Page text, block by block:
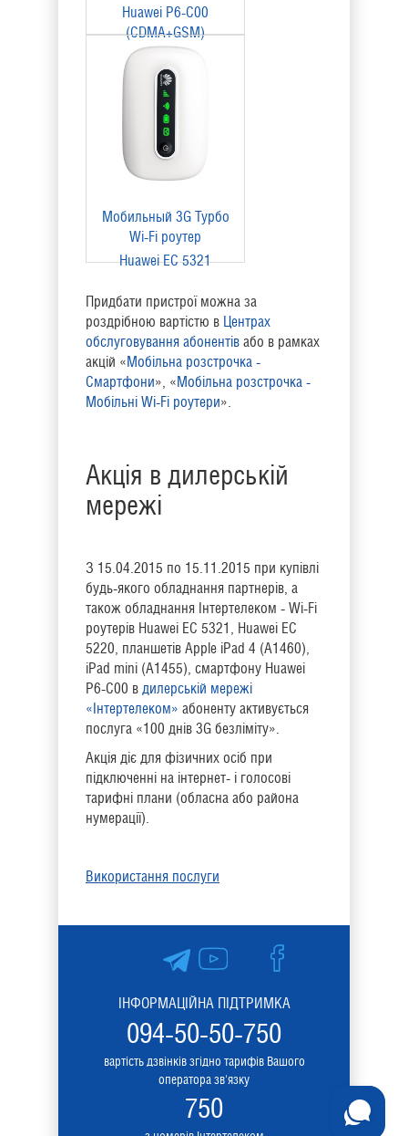
Huawei P6-С00
(CDMA+GSM)
Мобильный 3G Турбо
Wi-Fi роутер
Huawei EC 5321
Придбати пристрої можна за
роздрібною вартістю в Центрах
обслуговування абонентів або в рамках
акцій «Мобільна розстрочка -
Смартфони», «Мобільна розстрочка -
Мобільні Wi-Fi роутери».
Акція в дилерській
мережі
З 15.04.2015 по 15.11.2015 при купівлі
будь-якого обладнання партнерів, а
також обладнання Інтертелеком - Wi-Fi
роутерів Huawei ЕC 5321, Huawei ЕC
5220, планшетів Apple iPad 4 (A1460),
iPad mini (A1455), смартфону Huawei
P6-C00 в дилерській мережі
«Інтертелеком» абоненту активується
послуга «100 днів 3G безліміту».
Акція діє для фізичних осіб при
підключенні на інтернет- і голосові
тарифні плани (обласна або района
нумерації).
Використання послуги
ІНФОРМАЦІЙНА ПІДТРИМКА
094-50-50-750
вартість дзвінків згідно тарифів Вашого
оператора зв'язку
750